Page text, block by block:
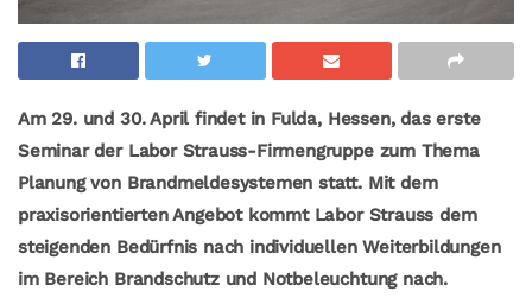
Am 29. und 30. April findet in Fulda, Hessen, das erste
Seminar der Labor Strauss-Firmengruppe zum Thema
Planung von Brandmeldesystemen statt. Mit dem
praxisorientierten Angebot kommt Labor Strauss dem
steigenden Bedürfnis nach individuellen Weiterbildungen
im Bereich Brandschutz und Notbeleuchtung nach.